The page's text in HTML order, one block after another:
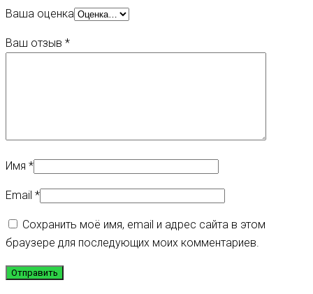
Ваша оценка
Ваш отзыв *
Имя *
Email *
Сохранить моё имя, email и адрес сайта в этом
браузере для последующих моих комментариев.